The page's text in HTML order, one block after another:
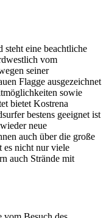
steht eine beachtliche
vom
seiner
Flagge ausgezeichnet
sowie
bietet Kostrena
bestens geeignet ist
neue
auch über die große
nicht nur viele
auch Strände mit